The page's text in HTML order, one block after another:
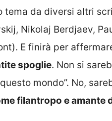
tema da diversi altri
Nikolaj Berdjaev,
E finirà per
spoglie. Non si
mondo”. No,
filantropo e amante